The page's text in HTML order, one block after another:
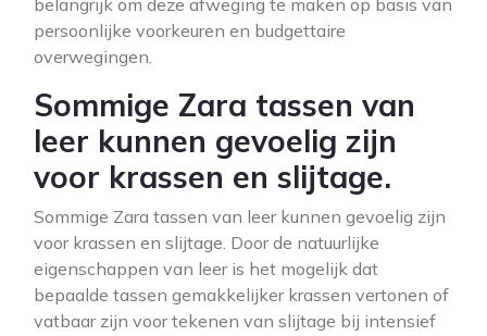
belangrijk om deze afweging te maken op basis van
persoonlijke voorkeuren en budgettaire
overwegingen.
Sommige Zara tassen van
leer kunnen gevoelig zijn
voor krassen en slijtage.
Sommige Zara tassen van leer kunnen gevoelig zijn
voor krassen en slijtage. Door de natuurlijke
eigenschappen van leer is het mogelijk dat
bepaalde tassen gemakkelijker krassen vertonen of
vatbaar zijn voor tekenen van slijtage bij intensief